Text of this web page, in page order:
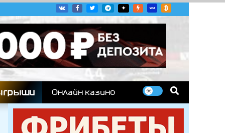
гоночных серий
Онлайн казино